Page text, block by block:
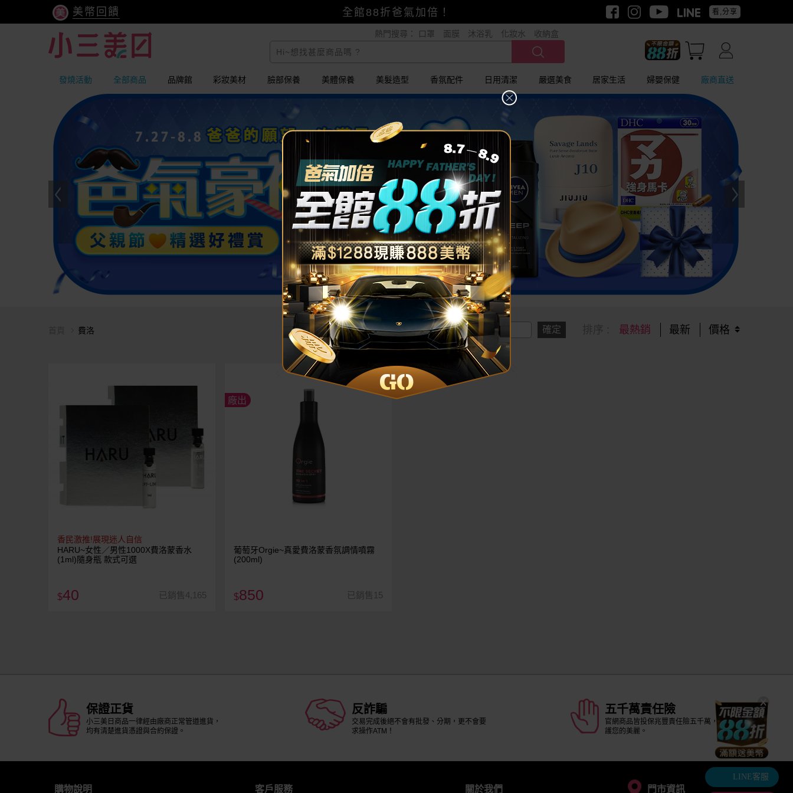
美幣回饋
小三美日x全支付~美幣+全點折上折超划算
全館88折爸氣加倍！
看,分享
熱門搜尋： 口罩 面膜 沐浴乳 化妝水 收納盒
發燒活動 全部商品 品牌館 彩妝美材 臉部保養 美體保養 美髮造型 香氛配件 日用清潔 嚴選美食 居家生活 婦嬰保健 廠商直送
LINE客服
最熱銷 最新 價格
價格區間 : 確定
費洛
香民激推!展現迷人自信
HARU~女性／男性1000X費洛蒙香水
(1ml)隨身瓶 款式可選
$40 已銷售4,165
廠出
葡萄牙Orgie~真愛費洛蒙香氛調情噴霧
(200ml)
$850 已銷售15
保證正貨
小三美日商品一律經由廠商正常管道進貨，
均有清楚進貨憑證與合約保證。
反詐騙
交易完成後絕不會有批發、分期，更不會要
求操作ATM！
五千萬責任險
官網商品皆投保兆豐責任險五千萬，安全守
護您的美麗。
購物說明 客戶服務 關於我們 門市資訊